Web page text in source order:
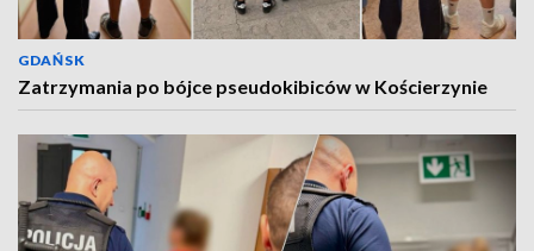
GDAŃSK
Zatrzymania po bójce pseudokibiców w Kościerzynie